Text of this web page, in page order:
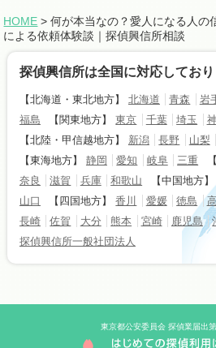
HOME > 何が本当なの？愛人になる人の
による依頼体験談｜探偵興信所相談
探偵興信所は全国に対応してお
【北海道・東北地方】 北海道 青森 岩
福島
【関東地方】 東京 千葉 埼玉
【北陸・甲信越地方】
新潟 長野 山梨
【東海地方】
静岡 愛知 岐阜 三重
奈良
滋賀 兵庫 和歌山 【中国地方】
山口
【四国地方】 香川 愛媛 徳島
長崎
佐賀 大分 熊本 宮崎 鹿児島
探偵興信所一般社団法人
東京都公安委員会 探偵業届出